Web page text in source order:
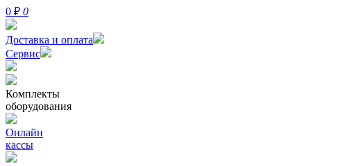
0 ₽ 0
Доставка и оплата
Сервис
Комплекты
оборудования
Онлайн
кассы